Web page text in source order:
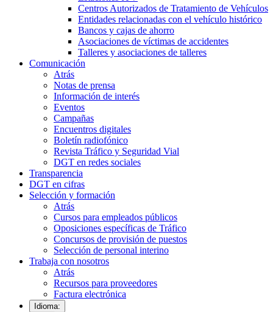
Centros Autorizados de Tratamiento de Vehículos
Entidades relacionadas con el vehículo histórico
Bancos y cajas de ahorro
Asociaciones de víctimas de accidentes
Talleres y asociaciones de talleres
Comunicación
Atrás
Notas de prensa
Información de interés
Eventos
Campañas
Encuentros digitales
Boletín radiofónico
Revista Tráfico y Seguridad Vial
DGT en redes sociales
Transparencia
DGT en cifras
Selección y formación
Atrás
Cursos para empleados públicos
Oposiciones específicas de Tráfico
Concursos de provisión de puestos
Selección de personal interino
Trabaja con nosotros
Atrás
Recursos para proveedores
Factura electrónica
Idioma: